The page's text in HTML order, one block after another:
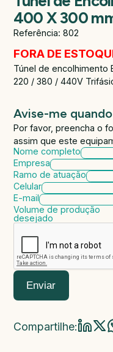
400 X 300
Referência: 802
FORA DE
Túnel de encolhimento
220 / 380 / 440V
Avise-me
Por favor, preencha o
assim que este
Nome completo
Empresa
Ramo de atuação
Celular
E-mail
Volume de produção
desejado
Enviar
Compartilhe: